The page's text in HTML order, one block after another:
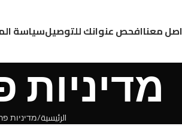
معناافحص عنوانك للتوصيلسياسة
מדיניות
الرئيسية מדיניות